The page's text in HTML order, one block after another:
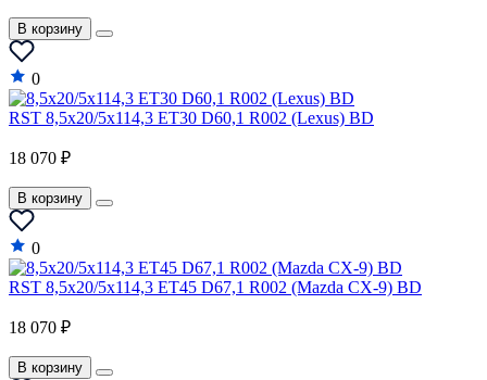
В корзину
0
RST 8,5x20/5x114,3 ET30 D60,1 R002 (Lexus) BD
18 070 ₽
В корзину
0
RST 8,5x20/5x114,3 ET45 D67,1 R002 (Mazda CX-9) BD
18 070 ₽
В корзину